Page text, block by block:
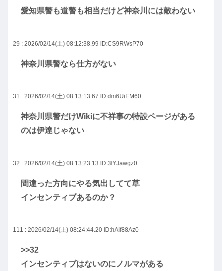
愛知県警も道警も相当だけど神奈川には敵わない
29 : 2026/02/14(土) 08:12:38.99 ID:CS9RWsP70
神奈川県警なら仕方がない
31 : 2026/02/14(土) 08:13:13.67 ID:dm6UiEM60
神奈川県警だけWikiに不祥事の特設ページがある
のは伊達じゃない
32 : 2026/02/14(土) 08:13:23.13 ID:3fYJawgz0
間違った方向にやる気出してて草
インセンティブあるのか？
111 : 2026/02/14(土) 08:24:44.20 ID:hAif88Az0
>>32
インセンティブはないのにノルマがある